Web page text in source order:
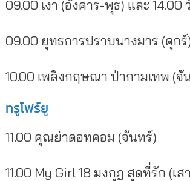
09.00 เงา (อังคาร-พุธ) และ 14.00
09.00 ยุทธการปราบนางมาร (ศุกร์
10.00 เพลิงกฤษณา ป่ากามเทพ (จั
ทรูโฟร์ยู
11.00 คุณย่าดอทคอม (จันทร์)
11.00 My Girl 18 มงกุฎ สุดที่รัก (เส